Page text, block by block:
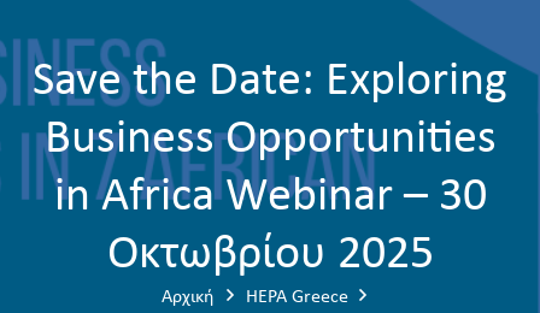
Save the Date: Exploring
Business Opportunities
in Africa Webinar – 30
Οκτωβρίου 2025
Αρχική
HEPA Greece